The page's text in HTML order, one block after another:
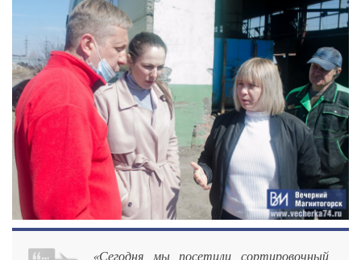
«Сегодня мы посетили сортировочный